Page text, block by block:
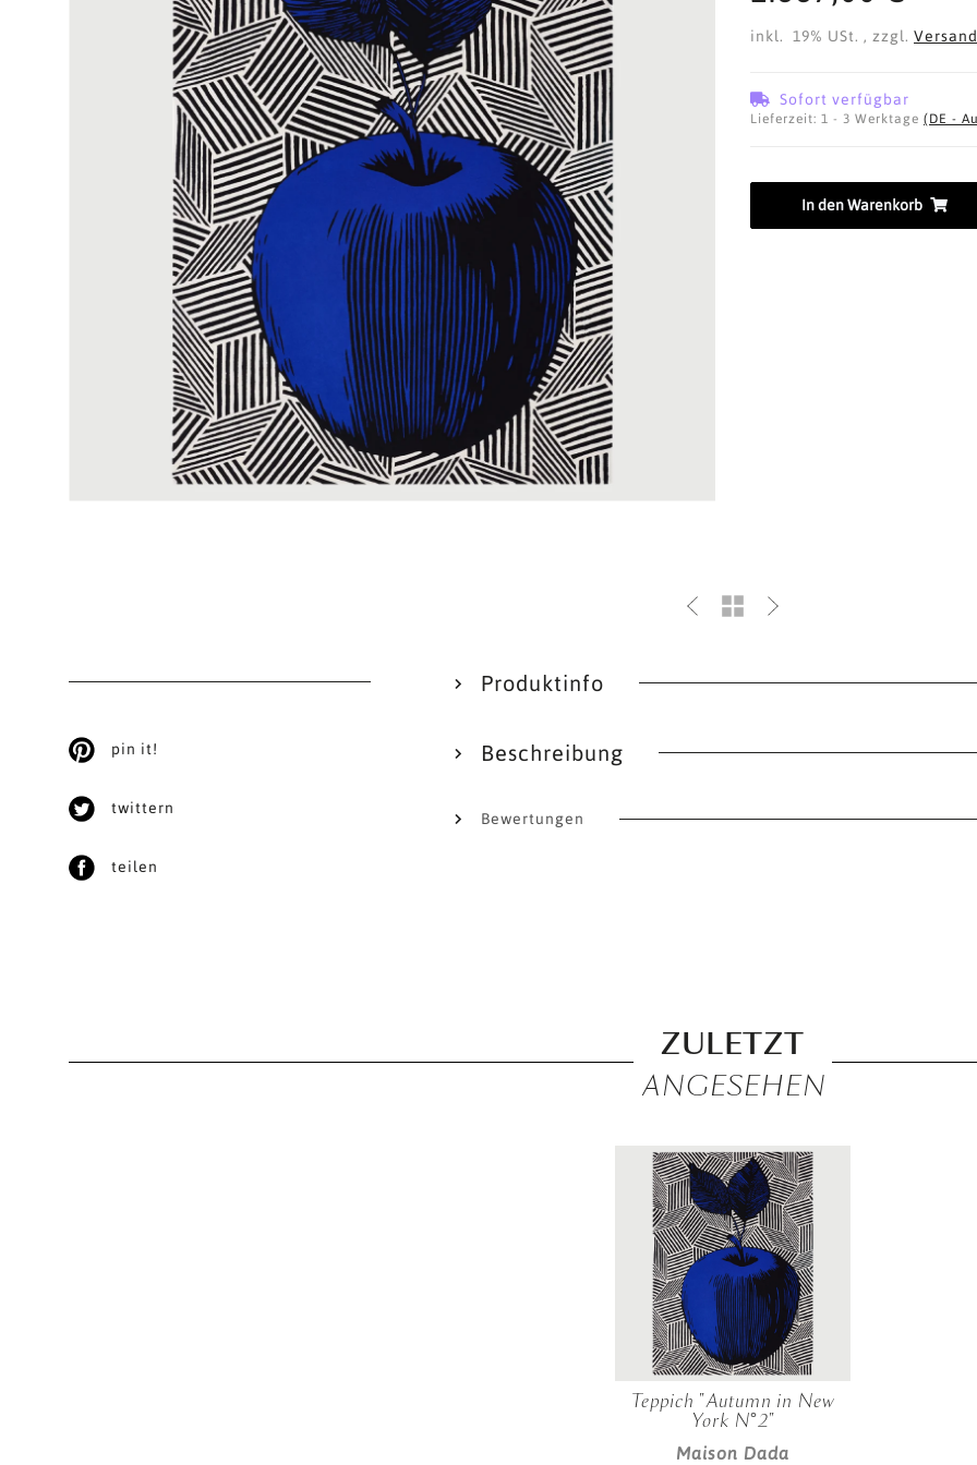
inkl. 19% USt. , zzgl. Versand
Sofort verfügbar
Lieferzeit: 1 - 3 Werktage (DE -
In den Warenkorb
pin it!
twittern
teilen
Produktinfo
Beschreibung
Bewertungen
ZULETZT
ANGESEHEN
Teppich "Autumn in New
York N°2"
Maison Dada